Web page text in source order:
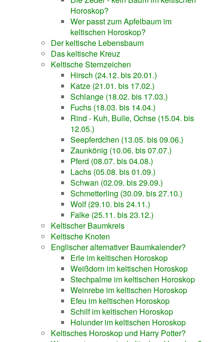
Horoskop?
Wer passt zum Apfelbaum im
keltischen Horoskop?
Der keltische Lebensbaum
Das keltische Kreuz
Keltische Sternzeichen
Hirsch (24.12. bis 20.01.)
Katze (21.01. bis 17.02.)
Schlange (18.02. bis 17.03.)
Fuchs (18.03. bis 14.04.)
Rind - Kuh, Bulle, Ochse (15.04. bis
12.05.)
Seepferdchen (13.05. bis 09.06.)
Zaunkönig (10.06. bis 07.07.)
Pferd (08.07. bis 04.08.)
Lachs (05.08. bis 01.09.)
Schwan (02.09. bis 29.09.)
Schmetterling (30.09. bis 27.10.)
Wolf (29.10. bis 24.11.)
Falke (25.11. bis 23.12.)
Keltischer Baumkreis
Keltische Knoten
Englischer alternativer Baumkalender?
Erle im keltischen Horoskop
Weißdorn im keltischen Horoskop
Stechpalme im keltischen Horoskop
Weinrebe im keltischen Horoskop
Efeu im keltischen Horoskop
Schilf im keltischen Horoskop
Holunder im keltischen Horoskop
Keltisches Horoskop und Harry Potter?